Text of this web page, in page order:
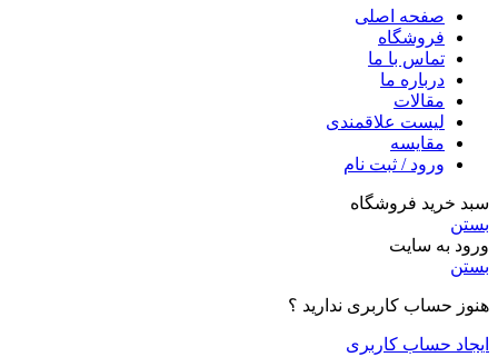
صفحه اصلی
فروشگاه
تماس با ما
درباره ما
مقالات
لیست علاقمندی
مقایسه
ورود / ثبت نام
سبد خرید فروشگاه
بستن
ورود به سایت
بستن
هنوز حساب کاربری ندارید ؟
ایجاد حساب کاربری